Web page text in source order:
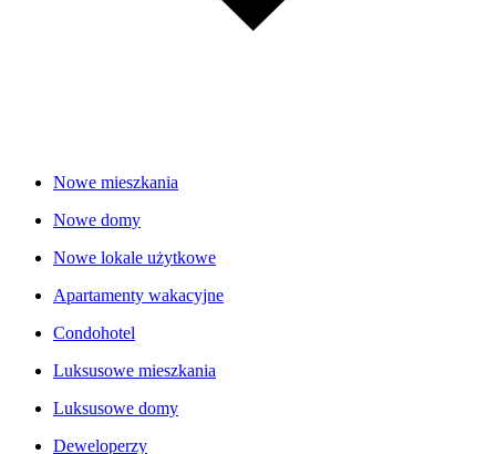
Nowe mieszkania
Nowe domy
Nowe lokale użytkowe
Apartamenty wakacyjne
Condohotel
Luksusowe mieszkania
Luksusowe domy
Deweloperzy